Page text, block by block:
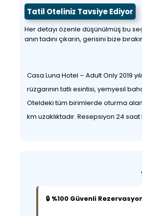
Tatil Oteliniz Tavsiye Ediyor
Her detayı özenle düşünülmüş bu
anın tadını çıkarın, gerisini bize
Casa Luna Hotel – Adult Only 2019
rüzgarının tatlı esintisi, yemyesil
Oteldeki tüm birimlerde oturma
km uzaklıktadır. Resepsiyon 24
🔒 %100 Güvenli